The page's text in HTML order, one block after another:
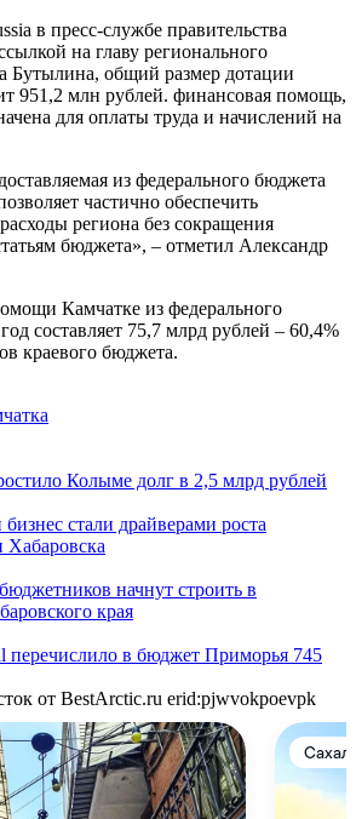
в пресс-службе правительства
на главу регионального
общий размер дотации
951,2 млн рублей. финансовая помощь,
для оплаты труда и начислений на
из федерального бюджета
частично обеспечить
региона без сокращения
бюджета», – отметил Александр
Камчатке из федерального
составляет 75,7 млрд рублей – 60,4%
краевого бюджета.
Колыме долг в 2,5 млрд рублей
стали драйверами роста
Хабаровска
начнут строить в
края
перечислило в бюджет Приморья 745
от BestArctic.ru erid:pjwvokpoevpk